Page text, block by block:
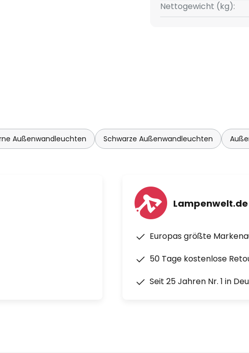
Nettogewicht (kg):
Außenwandleuchten Schwarze Außenwandleuchten
Lampenwelt.de
Europas größte
50 Tage kostenlose
Seit 25 Jahren Nr. 1 in